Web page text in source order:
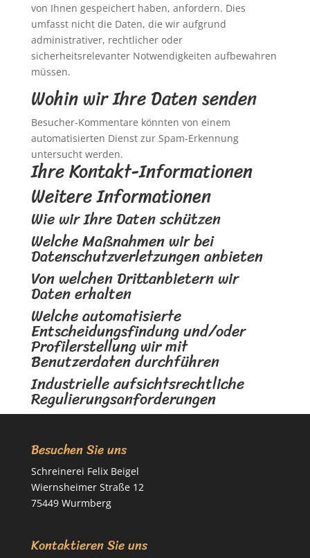
von Ihnen gespeichert haben, anfordern. Dies
umfasst nicht die Daten, die wir aufgrund
administrativer, rechtlicher oder
sicherheitsrelevanter Notwendigkeiten aufbewahren
müssen.
Wohin wir Ihre Daten senden
Besucher-Kommentare könnten von einem
automatisierten Dienst zur Spam-Erkennung
untersucht werden.
Ihre Kontakt-Informationen
Weitere Informationen
Wie wir Ihre Daten schützen
Welche Maßnahmen wir bei
Datenschutzverletzungen anbieten
Von welchen Drittanbietern wir
Daten erhalten
Welche automatisierte
Entscheidungsfindung und/oder
Profilerstellung wir mit
Benutzerdaten durchführen
Industrielle aufsichtsrechtliche
Regulierungsanforderungen
Besuchen Sie uns
Schreinerei Felix Beigel
Wiernsheimer Straße 12
75449 Wurmberg
Kontaktieren Sie uns